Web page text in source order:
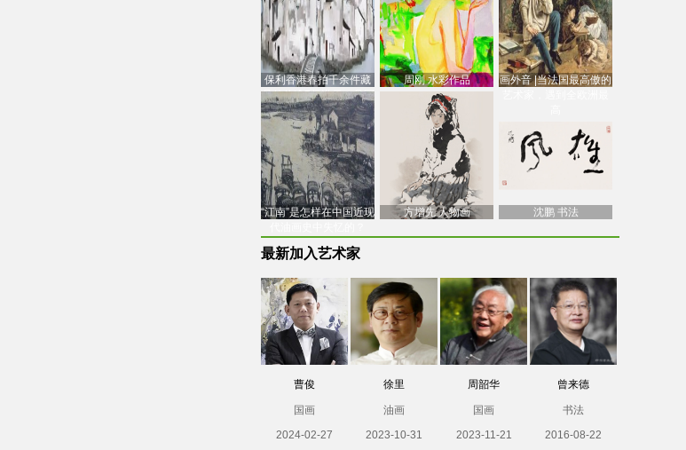
保利香港春拍千余件藏
品估价逾7亿港元，吴冠
中
周刚 水彩作品
画外音 |当法国最高傲的
“江南”是怎样在中国近现
方增先 人物画 沈鹏 书法
最新加入艺术家
曹俊
国画
2024-02-27
徐里
油画
2023-10-31
周韶华
国画
2023-11-21
曾来德
书法
2016-08-22